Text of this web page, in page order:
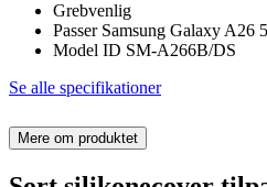
Grebvenlig
Passer Samsung Galaxy A26
Model ID SM-A266B/DS
Se alle specifikationer
Mere om produktet